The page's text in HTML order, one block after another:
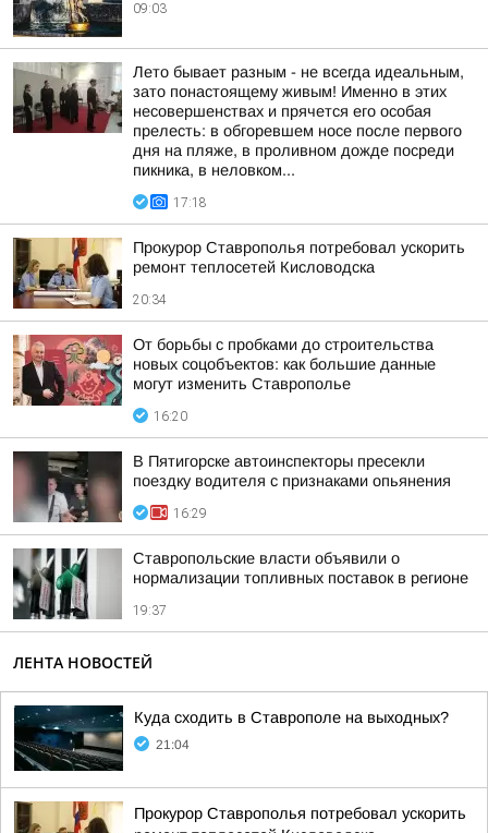
09:03
Лето бывает разным - не всегда идеальным,
зато понастоящему живым! Именно в этих
несовершенствах и прячется его особая
прелесть: в обгоревшем носе после первого
дня на пляже, в проливном дожде посреди
пикника, в неловком...
17:18
Прокурор Ставрополья потребовал ускорить
ремонт теплосетей Кисловодска
20:34
От борьбы с пробками до строительства
новых соцобъектов: как большие данные
могут изменить Ставрополье
16:20
В Пятигорске автоинспекторы пресекли
поездку водителя с признаками опьянения
16:29
Ставропольские власти объявили о
нормализации топливных поставок в регионе
19:37
ЛЕНТА НОВОСТЕЙ
Куда сходить в Ставрополе на выходных?
21:04
Прокурор Ставрополья потребовал ускорить